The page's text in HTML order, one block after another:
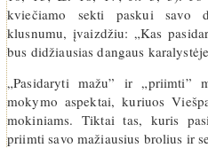
kviečiamo sekti paskui savo
klusnumu, įvaizdžiu: „Kas
bus didžiausias dangaus
„Pasidaryti mažu” ir „priimti”
mokymo aspektai, kuriuos
mokiniams. Tiktai tas, kuris
priimti savo mažiausius brolius ir